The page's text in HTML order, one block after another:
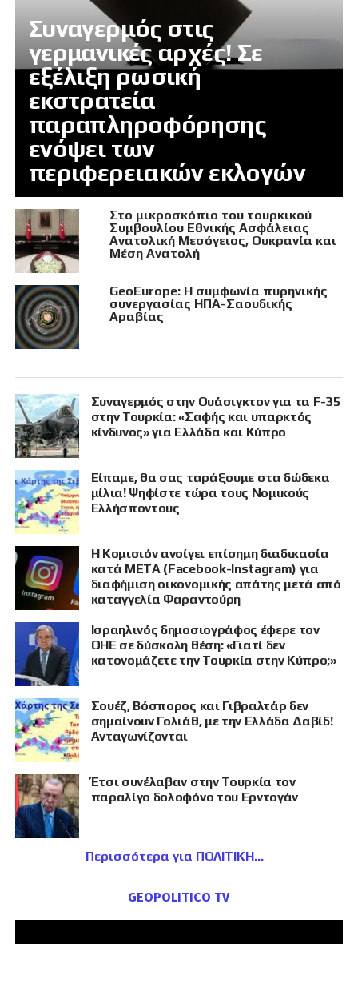
Συναγερμός στις
γερμανικές αρχές! Σε
εξέλιξη ρωσική
εκστρατεία
παραπληροφόρησης
ενόψει των
περιφερειακών εκλογών
Στο μικροσκόπιο του τουρκικού
Συμβουλίου Εθνικής Ασφάλειας
Ανατολική Μεσόγειος, Ουκρανία και
Μέση Ανατολή
GeoEurope: Η συμφωνία πυρηνικής
συνεργασίας ΗΠΑ-Σαουδικής
Αραβίας
Συναγερμός στην Ουάσιγκτον για τα F-35
στην Τουρκία: «Σαφής και υπαρκτός
κίνδυνος» για Ελλάδα και Κύπρο
Είπαμε, θα σας ταράξουμε στα δώδεκα
μίλια! Ψηφίστε τώρα τους Νομικούς
Ελλήσποντους
Η Κομισιόν ανοίγει επίσημη διαδικασία
κατά META (Facebook-Instagram) για
διαφήμιση οικονομικής απάτης μετά από
καταγγελία Φαραντούρη
Ισραηλινός δημοσιογράφος έφερε τον
ΟΗΕ σε δύσκολη θέση: «Γιατί δεν
κατονομάζετε την Τουρκία στην Κύπρο;»
Σουέζ, Βόσπορος και Γιβραλτάρ δεν
σημαίνουν Γολιάθ, με την Ελλάδα Δαβίδ!
Ανταγωνίζονται
Έτσι συνέλαβαν στην Τουρκία τον
παραλίγο δολοφόνο του Ερντογάν
Περισσότερα για ΠΟΛΙΤΙΚΗ
GEOPOLITICO TV